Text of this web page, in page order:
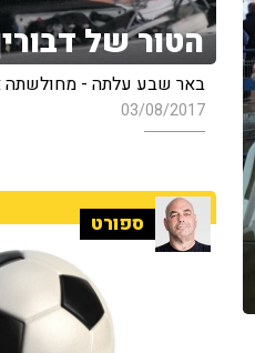
הטור של
באר שבע עלתה - מחולשתה
03/08/2017
ספורט